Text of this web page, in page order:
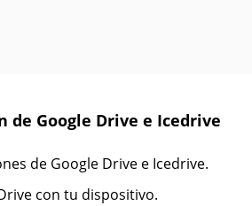
de Google Drive e Icedrive
de Google Drive e Icedrive.
con tu dispositivo.